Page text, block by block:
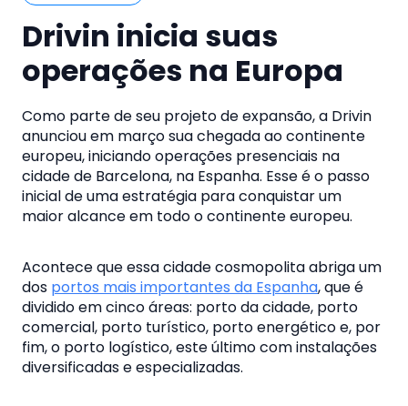
Drivin inicia suas
operações na Europa
Como parte de seu projeto de expansão, a Drivin
anunciou em março sua chegada ao continente
europeu, iniciando operações presenciais na
cidade de Barcelona, ​​​​na Espanha. Esse é o passo
inicial de uma estratégia para conquistar um
maior alcance em todo o continente europeu.
Acontece que essa cidade cosmopolita abriga um
dos portos mais importantes da Espanha, que é
dividido em cinco áreas: porto da cidade, porto
comercial, porto turístico, porto energético e, por
fim, o porto logístico, este último com instalações
diversificadas e especializadas.